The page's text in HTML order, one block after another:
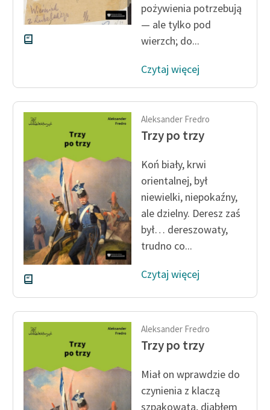
Polityka prywatności
Regulamin biblioteki
Informacja o treściach
Deklaracja dostępności
pożywienia potrzebują
— ale tylko pod
wierzch; do...
Czytaj więcej
Aleksander Fredro
Trzy po trzy
Koń biały, krwi
orientalnej, był
niewielki, niepokaźny,
ale dzielny. Deresz zaś
był… dereszowaty,
trudno co...
Czytaj więcej
Aleksander Fredro
Trzy po trzy
Miał on wprawdzie do
czynienia z klaczą
szpakowatą, diabłem